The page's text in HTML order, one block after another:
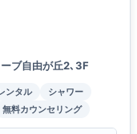
ブ自由が丘2､3F
ンタル
シャワー
無料カウンセリング